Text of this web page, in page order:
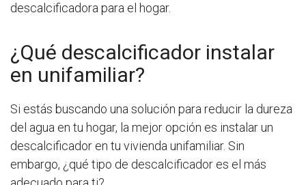
descalcificadora para el hogar.
¿Qué descalcificador instalar
en unifamiliar?
Si estás buscando una solución para reducir la dureza
del agua en tu hogar, la mejor opción es instalar un
descalcificador en tu vivienda unifamiliar. Sin
embargo, ¿qué tipo de descalcificador es el más